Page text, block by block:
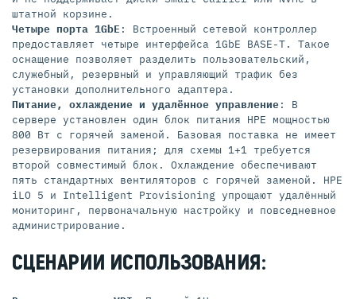
штатной корзине.
Четыре порта 1GbE : Встроенный сетевой контроллер
предоставляет четыре интерфейса 1GbE BASE-T. Такое
оснащение позволяет разделить пользовательский,
служебный, резервный и управляющий трафик без
установки дополнительного адаптера.
Питание, охлаждение и удалённое управление: В
сервере установлен один блок питания HPE мощностью
800 Вт с горячей заменой. Базовая поставка не имеет
резервирования питания; для схемы 1+1 требуется
второй совместимый блок. Охлаждение обеспечивают
пять стандартных вентиляторов с горячей заменой. HPE
iLO 5 и Intelligent Provisioning упрощают удалённый
мониторинг, первоначальную настройку и повседневное
администрирование.
СЦЕНАРИИ ИСПОЛЬЗОВАНИЯ: